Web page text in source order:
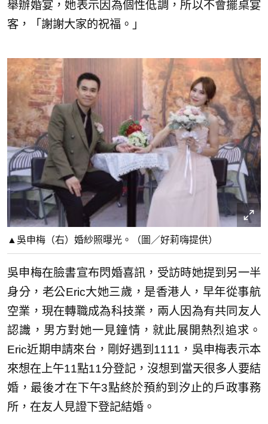
舉辦婚宴，她表示因為個性低調，所以不會擺桌宴
客，「謝謝大家的祝福。」
▲吳申梅（右）婚紗照曝光。（圖／好莉嗨提供）
吳申梅在臉書宣布閃婚喜訊，受訪時她提到另一半
身分，老公Eric大她三歲，是香港人，早年從事航
空業，現在轉職成為科技業，兩人因為有共同友人
認識，男方對她一見鐘情，就此展開熱烈追求。
Eric近期申請來台，剛好遇到1111，吳申梅表示本
來想在上午11點11分登記，沒想到當天很多人要結
婚，最後才在下午3點終於預約到汐止的戶政事務
所，在友人見證下登記結婚。